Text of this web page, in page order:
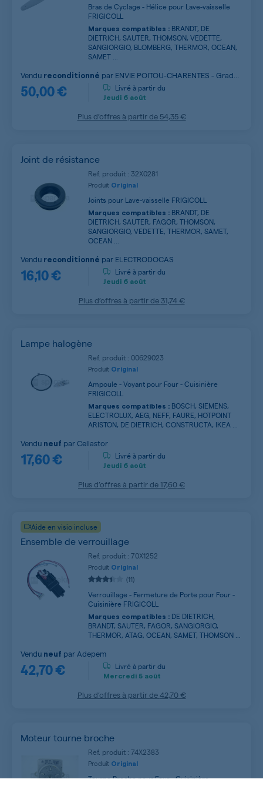
Bras de Cyclage - Hélice pour Lave-vaisselle
FRIGICOLL
Marques compatibles : BRANDT, DE
DIETRICH, SAUTER, THOMSON, VEDETTE,
SANGIORGIO, BLOMBERG, THERMOR, OCEAN,
SAMET ...
50,00 €
Vendu reconditionné par ENVIE POITOU-CHARENTES - Grade
A
Livré à partir du
Jeudi 6 août
Plus d’offres à partir de 54,35 €
Joint de résistance
Ref. produit : 32X0281
Produit Original
Joints pour Lave-vaisselle FRIGICOLL
Marques compatibles : BRANDT, DE
DIETRICH, SAUTER, FAGOR, THOMSON,
SANGIORGIO, VEDETTE, THERMOR, SAMET,
OCEAN ...
16,10 €
Vendu reconditionné par ELECTRODOCAS
Livré à partir du
Jeudi 6 août
Plus d’offres à partir de 31,74 €
Lampe halogène
Ref. produit : 00629023
Produit Original
Ampoule - Voyant pour Four - Cuisinière
FRIGICOLL
Marques compatibles : BOSCH, SIEMENS,
ELECTROLUX, AEG, NEFF, FAURE, HOTPOINT
ARISTON, DE DIETRICH, CONSTRUCTA, IKEA ...
17,60 €
Vendu neuf parCellastor
Livré à partir du
Jeudi 6 août
Plus d’offres à partir de17,60 €
Aide en visio incluse
Ensemble de verrouillage
Ref. produit : 70X1252
Produit Original
(11)
Verrouillage - Fermeture de Porte pour Four -
Cuisinière FRIGICOLL
Marques compatibles : DE DIETRICH,
BRANDT, SAUTER, FAGOR, SANGIORGIO,
THERMOR, ATAG, OCEAN, SAMET, THOMSON ...
42,70 €
Vendu neuf par Adepem
Livré à partir du
Mercredi 5 août
Plus d’offres à partir de42,70 €
Moteur tourne broche
Ref. produit : 74X2383
Produit Original
Tourne Broche pour Four - Cuisinière